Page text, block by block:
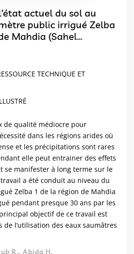
actuel du sol au
public irrigué Zelba
Mahdia (Sahel
TECHNIQUE ET
de qualité médiocre pour
dans les régions arides où
et les précipitations sont rares
elle peut entrainer des effets
se manifester à long terme sur le
a été conduit au niveau du
Zelba 1 de la région de Mahdia
pendant presque 30 ans par les
objectif de ce travail est
de l’utilisation des eaux saumâtres
R., Abida H.